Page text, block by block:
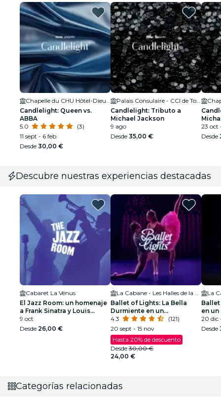
Candlelight: Queen vs.
ABBA
5.0
(3)
11 sept - 6 feb
Desde 30,00 €
Candlelight: Tributo a
Michael Jackson
9 ago
Desde 35,00 €
23 oct
Desde
Descubre nuestras experiencias destacadas
Cabaret La Vénus
El Jazz Room: un homenaje
a Frank Sinatra y Louis
Armstrong
9 oct
Desde 26,00 €
Ballet of Lights: La Bella
Durmiente en un
espectáculo deslumbrante
4.3
(121)
20 sept - 15 nov
Hasta 20% de descuento
Desde 30,00 €
24,00 €
en
20 dic
Desde
Categorías relacionadas